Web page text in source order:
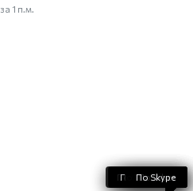
за 1 п.м.
По телефону
По WhatsApp
По Telegram
По Viber
По Skype